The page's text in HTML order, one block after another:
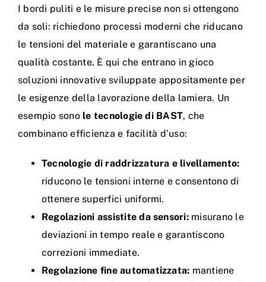
I bordi puliti e le misure precise non si ottengono
da soli: richiedono processi moderni che riducano
le tensioni del materiale e garantiscano una
qualità costante. È qui che entrano in gioco
soluzioni innovative sviluppate appositamente per
le esigenze della lavorazione della lamiera. Un
esempio sono le tecnologie di BAST, che
combinano efficienza e facilità d’uso:
Tecnologie di raddrizzatura e livellamento:
riducono le tensioni interne e consentono di
ottenere superfici uniformi.
Regolazioni assistite da sensori:misurano le
deviazioni in tempo reale e garantiscono
correzioni immediate.
Regolazione fine automatizzata: mantiene